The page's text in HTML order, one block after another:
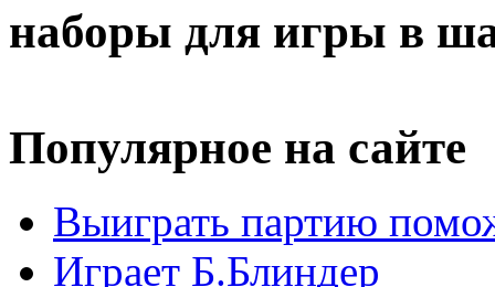
наборы для игры в
Популярное на сайте
Выиграть партию
Играет Б.Блиндер